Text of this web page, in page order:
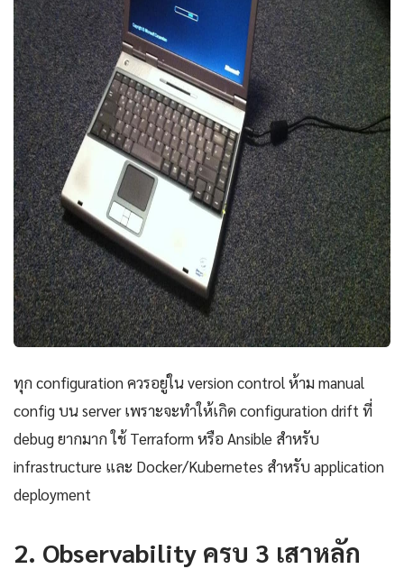
ทุก configuration ควรอยู่ใน version control ห้าม manual
config บน server เพราะจะทำให้เกิด configuration drift ที่
debug ยากมาก ใช้ Terraform หรือ Ansible สำหรับ
infrastructure และ Docker/Kubernetes สำหรับ application
deployment
2. Observability ครบ 3 เสาหลัก